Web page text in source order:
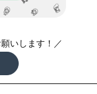
いします！／